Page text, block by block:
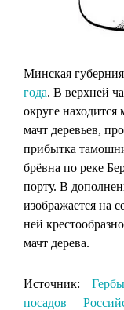
Минская
года. В верхней
округе
мачт деревьев,
прибытка
брёвна по реке
порту. В
изображается на
ней
мачт дерева.
Источник:
посадов